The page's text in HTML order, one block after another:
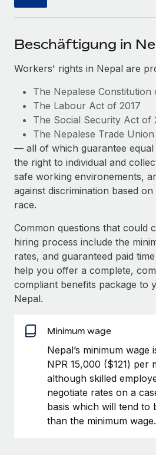
Integrationen
Tools
Frag unsere Expert:innen
Hilfe von Expert:innen für
Background-Checks
Einfacheres Bewerber:innen-
Compliance Watchtower
Geräteverwaltung
Globale Bereitstellung und
Geräten
Gründung von
Schnelle, rechtssichere
Mobilität und Relocation
Mühelose Relocation von
Benefits
Mühelose Verwaltung von
Flexible Einbettung von Global-
Partner werden
Entdecke die Möglichkeiten
Remote Build
Demnächst
Beratung zu Integrationen und
FALLSTUDIEN
So hat der KI-Vorreiter
Remote um 120 % vergrößert
Weaviate auf einen Blick Weaviate
Mehr erfahren
Revolution des Enterprise
Managements – die
globalen Content-Agentur
Auf einen Blick Erfahre mehr über
Transformation einer weltweit
Mehr erfahren
Webinare
Events
Newsroom
Informationen zu Gehältern
Hol dir Unterstützung
Alle Ressourcen anzeigen
EOR und PEO
Contractor Management
Steuern
Neues zu Remote-
Gusto und Zero und
Auch im neuen Jahr wollen wir bei
Beschäftigung in
Workers' rights in Nepal are
The Nepalese Constitution
The Labour Act of 2017
The Social Security Act of
The Nepalese Trade
— all of which guarantee
the right to individual and
safe working environements,
against discrimination based
race.
Common questions that could
hiring process include the
rates, and guaranteed paid
help you offer a complete,
compliant benefits package to
Nepal.
Minimum wage
Nepal’s minimum wage
NPR 15,000 ($121) per
although skilled
negotiate rates on a
basis which will tend to
than the minimum wage.